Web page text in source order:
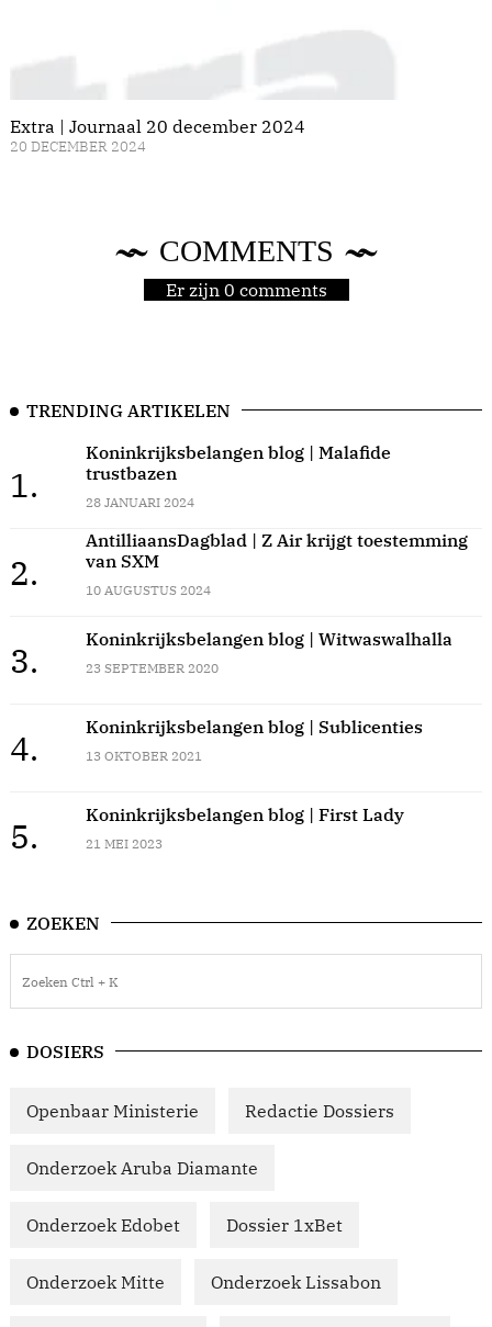
Extra | Journaal 20 december 2024
20 DECEMBER 2024
COMMENTS
Er zijn 0 comments
TRENDING ARTIKELEN
1.
Koninkrijksbelangen blog | Malafide
trustbazen
28 JANUARI 2024
2.
AntilliaansDagblad | Z Air krijgt toestemming
van SXM
10 AUGUSTUS 2024
3.
Koninkrijksbelangen blog | Witwaswalhalla
23 SEPTEMBER 2020
4.
Koninkrijksbelangen blog | Sublicenties
13 OKTOBER 2021
5.
Koninkrijksbelangen blog | First Lady
21 MEI 2023
ZOEKEN
DOSIERS
Openbaar Ministerie Redactie Dossiers
Onderzoek Aruba Diamante
Onderzoek Edobet Dossier 1xBet
Onderzoek Mitte Onderzoek Lissabon